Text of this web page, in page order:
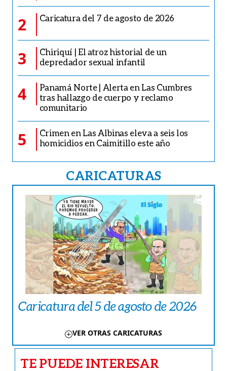
2 Caricatura del 7 de agosto de 2026
3
Chiriquí | El atroz historial de un
depredador sexual infantil
4
Panamá Norte | Alerta en Las Cumbres
tras hallazgo de cuerpo y reclamo
comunitario
5
Crimen en Las Albinas eleva a seis los
homicidios en Caimitillo este año
CARICATURAS
Caricatura del 5 de agosto de 2026
VER OTRAS CARICATURAS
TE PUEDE INTERESAR